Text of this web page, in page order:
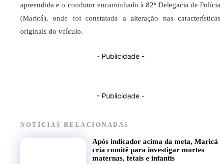
apreendida e o condutor encaminhado à 82ª Delegacia de Polícia
(Maricá), onde foi constatada a alteração nas características
originais do veículo.
- Publicidade -
- Publicidade -
NOTÍCIAS RELACIONADAS
Após indicador acima da meta, Maricá
cria comitê para investigar mortes
maternas, fetais e infantis